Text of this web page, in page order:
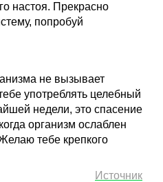
настоя. Прекрасно
попробуй
не вызывает
употреблять целебный
недели, это спасение
организм ослаблен
тебе крепкого
Источник